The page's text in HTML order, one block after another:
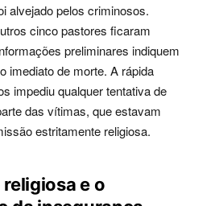
alvejado pelos criminosos.
cinco pastores ficaram
preliminares indiquem
imediato de morte. A rápida
impediu qualquer tentativa de
das vítimas, que estavam
estritamente religiosa.
e o